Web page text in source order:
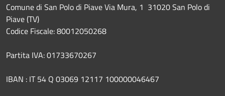
Comune di San Polo di Piave Via Mura, 1 31020 San Polo di
Piave (TV)
Codice Fiscale: 80012050268
Partita IVA: 01733670267
IBAN : IT 54 Q 03069 12117 100000046467